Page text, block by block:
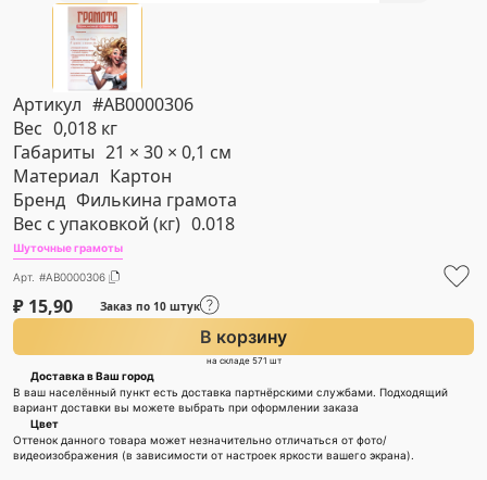
Артикул #AB0000306
Вес 0,018 кг
Габариты 21 × 30 × 0,1 см
Материал Картон
Бренд Филькина грамота
Вес с упаковкой (кг) 0.018
Шуточные грамоты
Арт. #AB0000306
₽ 15,90 Заказ по 10 штук
В корзину
на складе 571 шт
Доставка в Ваш город
В ваш населённый пункт есть доставка партнёрскими службами. Подходящий
вариант доставки вы можете выбрать при оформлении заказа
Цвет
Оттенок данного товара может незначительно отличаться от фото/
видеоизображения (в зависимости от настроек яркости вашего экрана).